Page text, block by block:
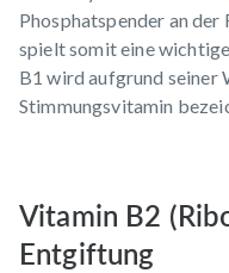
Phosphatspender an
spielt somit eine
B1 wird aufgrund seiner
Stimmungsvitamin
Vitamin B2
Entgiftung